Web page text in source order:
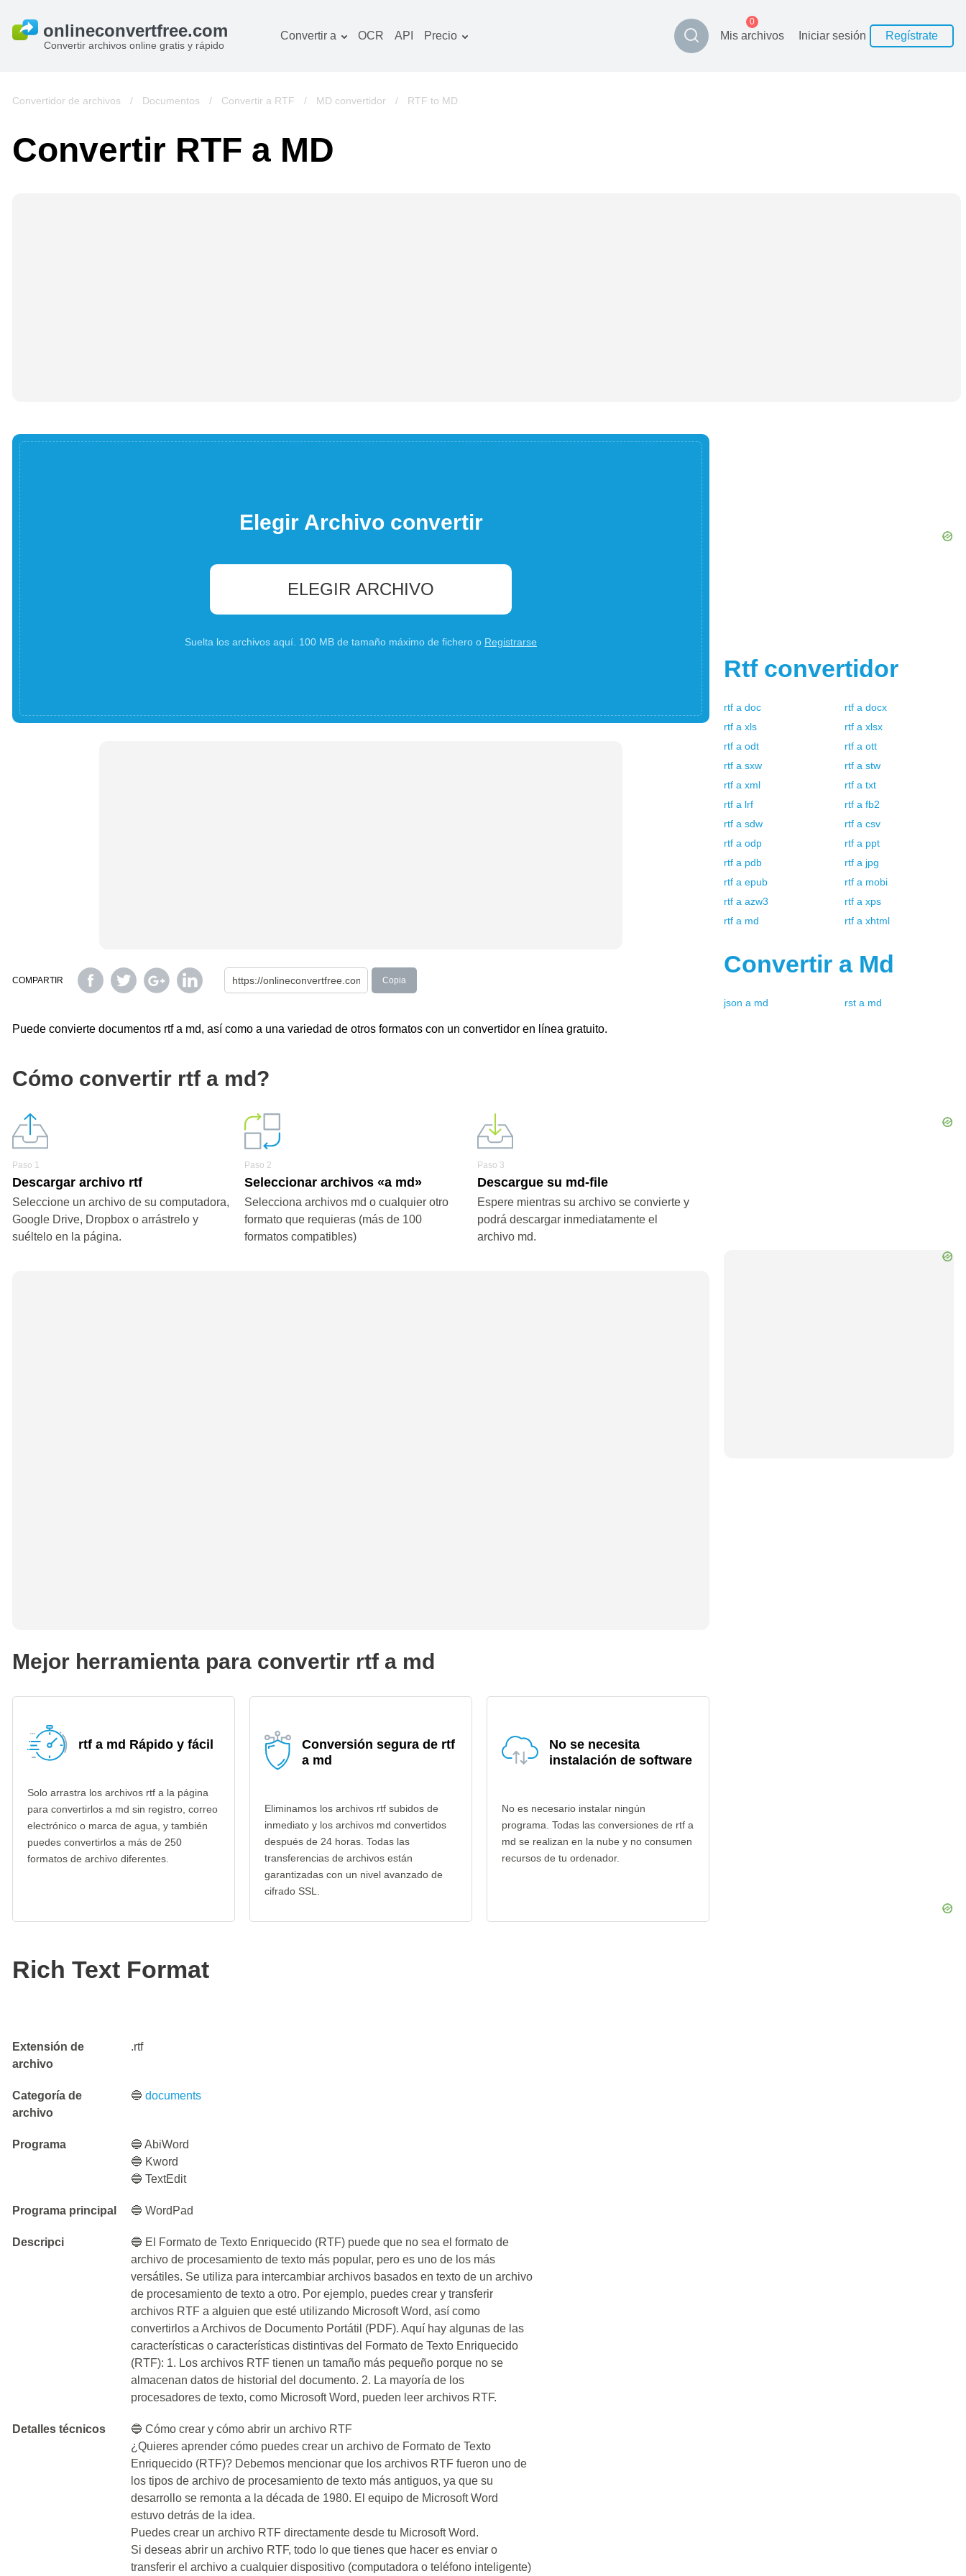
Convertir archivos online gratis y rápido
Convertir a
Imagines convertidor
Libros convertidor
OCR API Precio Mis archivos
0
Iniciar sesión Regístrate
Convertidor de archivos / Documentos / Convertir a RTF / MD convertidor / RTF to MD
Convertir RTF a MD
Elegir Archivo convertir
ELEGIR ARCHIVO
Suelta los archivos aquí. 100 MB de tamaño máximo de fichero o Registrarse
COMPARTIR Copia
Puede convierte documentos rtf a md, así como a una variedad de otros formatos con un convertidor en línea gratuito.
Cómo convertir rtf a md?
Paso 1
Descargar archivo rtf
Seleccione un archivo de su computadora,
Google Drive, Dropbox o arrástrelo y
suéltelo en la página.
Paso 2
Seleccionar archivos «a md»
Selecciona archivos md o cualquier otro
formato que requieras (más de 100
formatos compatibles)
Paso 3
Descargue su md-file
Espere mientras su archivo se convierte y
podrá descargar inmediatamente el
archivo md.
Mejor herramienta para convertir rtf a md
rtf a md Rápido y fácil
Solo arrastra los archivos rtf a la página
para convertirlos a md sin registro, correo
electrónico o marca de agua, y también
puedes convertirlos a más de 250
formatos de archivo diferentes.
Conversión segura de rtf
a md
Eliminamos los archivos rtf subidos de
inmediato y los archivos md convertidos
después de 24 horas. Todas las
transferencias de archivos están
garantizadas con un nivel avanzado de
cifrado SSL.
No se necesita
instalación de software
No es necesario instalar ningún
programa. Todas las conversiones de rtf a
md se realizan en la nube y no consumen
recursos de tu ordenador.
Rich Text Format
Extensión de
archivo
.rtf
Categoría de
archivo
🔵documents
Programa
🔵 AbiWord
🔵 Kword
🔵 TextEdit
Programa principal 🔵 WordPad
Descripci
🔵 El Formato de Texto Enriquecido (RTF) puede que no sea el formato de
archivo de procesamiento de texto más popular, pero es uno de los más
versátiles. Se utiliza para intercambiar archivos basados en texto de un archivo
de procesamiento de texto a otro. Por ejemplo, puedes crear y transferir
archivos RTF a alguien que esté utilizando Microsoft Word, así como
convertirlos a Archivos de Documento Portátil (PDF). Aquí hay algunas de las
características o características distintivas del Formato de Texto Enriquecido
(RTF): 1. Los archivos RTF tienen un tamaño más pequeño porque no se
almacenan datos de historial del documento. 2. La mayoría de los
procesadores de texto, como Microsoft Word, pueden leer archivos RTF.
Detalles técnicos
🔵 Cómo crear y cómo abrir un archivo RTF
¿Quieres aprender cómo puedes crear un archivo de Formato de Texto
Enriquecido (RTF)? Debemos mencionar que los archivos RTF fueron uno de
los tipos de archivo de procesamiento de texto más antiguos, ya que su
desarrollo se remonta a la década de 1980. El equipo de Microsoft Word
estuvo detrás de la idea.
Puedes crear un archivo RTF directamente desde tu Microsoft Word.
Si deseas abrir un archivo RTF, todo lo que tienes que hacer es enviar o
transferir el archivo a cualquier dispositivo (computadora o teléfono inteligente)
Rtf convertidor
rtf a doc rtf a docx
rtf a xls rtf a xlsx
rtf a odt rtf a ott
rtf a sxw rtf a stw
rtf a xml rtf a txt
rtf a lrf rtf a fb2
rtf a sdw rtf a csv
rtf a odp rtf a ppt
rtf a pdb rtf a jpg
rtf a epub rtf a mobi
rtf a azw3 rtf a xps
rtf a md rtf a xhtml
Convertir a Md
json a md rst a md